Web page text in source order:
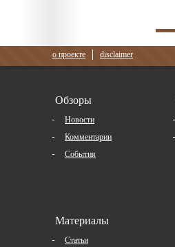
о проекте disclaimer
Обзоры
Новости
Комментарии
События
Материалы
Статьи